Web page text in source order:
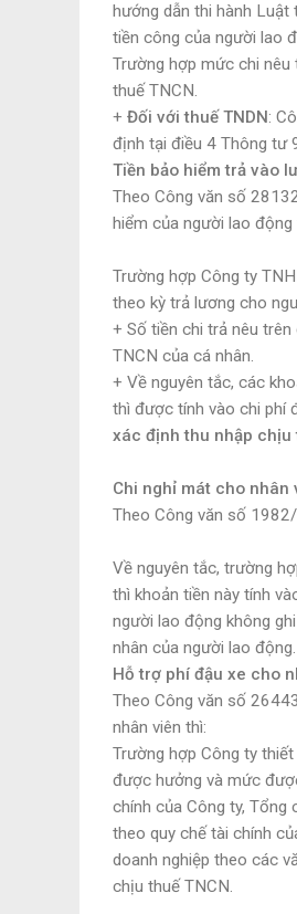
hướng dẫn thi hành Luật
tiền công của người lao
Trường hợp mức chi
thuế TNCN.
+ Đối với thuế TNDN:
định tại điều 4 Thông tư
Tiền bảo hiểm trả vào
Theo Công văn số
hiểm của người lao động
Trường hợp Công ty
theo kỳ trả lương cho
+ Số tiền chi trả nêu
TNCN của cá nhân.
+ Về nguyên tắc, các
thì được tính vào chi phí
xác định thu nhập chịu
Chi nghỉ mát cho nhân
Theo Công văn số
Về nguyên tắc, trường
thì khoản tiền này tính
người lao động không
nhân của người lao động.
Hỗ trợ phí đậu xe cho
Theo Công văn số
nhân viên thì:
Trường hợp Công ty
được hưởng và mức
chính của Công ty, Tổng
theo quy chế tài chính
doanh nghiệp theo các
chịu thuế TNCN.